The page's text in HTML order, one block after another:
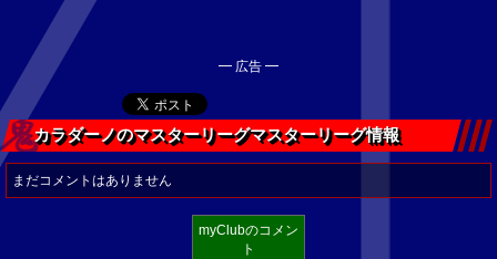
━ 広告 ━
カラダーノのマスターリーグマスターリーグ情報
まだコメントはありません
myClubのコメン
ト